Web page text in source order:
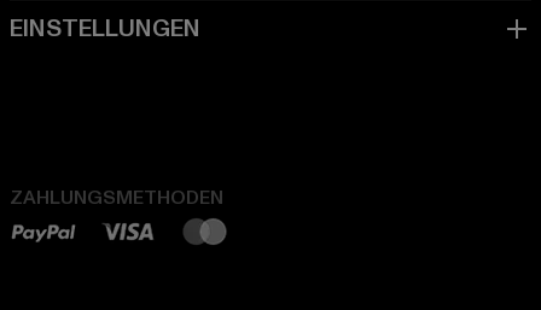
ZAHLUNGSMETHODEN